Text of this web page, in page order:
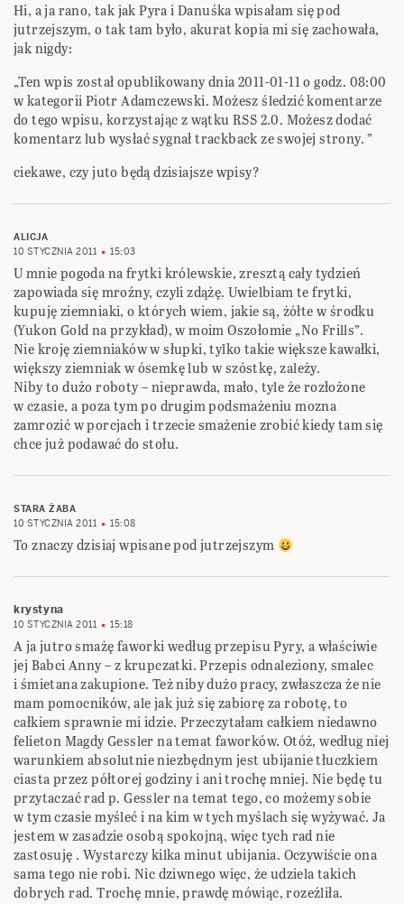
Hi, a ja rano, tak jak Pyra i Danuśka wpisałam się pod
jutrzejszym, o tak tam było, akurat kopia mi się zachowała,
jak nigdy:
„Ten wpis został opublikowany dnia 2011-01-11 o godz. 08:00
w kategorii Piotr Adamczewski. Możesz śledzić komentarze
do tego wpisu, korzystając z wątku RSS 2.0. Możesz dodać
komentarz lub wysłać sygnał trackback ze swojej strony. ”
ciekawe, czy juto będą dzisiajsze wpisy?
ALICJA
10 STYCZNIA 2011
15:03
U mnie pogoda na frytki królewskie, zresztą cały tydzień
zapowiada się mroźny, czyli zdążę. Uwielbiam te frytki,
kupuję ziemniaki, o których wiem, jakie są, żółte w środku
(Yukon Gold na przykład), w moim Oszołomie „No Frills”.
Nie kroję ziemniaków w słupki, tylko takie większe kawałki,
większy ziemniak w ósemkę lub w szóstkę, zależy.
Niby to dużo roboty – nieprawda, mało, tyle że rozłożone
w czasie, a poza tym po drugim podsmażeniu mozna
zamrozić w porcjach i trzecie smażenie zrobić kiedy tam się
chce już podawać do stołu.
STARA ŻABA
10 STYCZNIA 2011
15:08
To znaczy dzisiaj wpisane pod jutrzejszym
krystyna
10 STYCZNIA 2011 15:18
A ja jutro smażę faworki według przepisu Pyry, a właściwie
jej Babci Anny – z krupczatki. Przepis odnaleziony, smalec
i śmietana zakupione. Też niby dużo pracy, zwłaszcza że nie
mam pomocników, ale jak już się zabiorę za robotę, to
całkiem sprawnie mi idzie. Przeczytałam całkiem niedawno
felieton Magdy Gessler na temat faworków. Otóż, według niej
warunkiem absolutnie niezbędnym jest ubijanie tłuczkiem
ciasta przez półtorej godziny i ani trochę mniej. Nie będę tu
przytaczać rad p. Gessler na temat tego, co możemy sobie
w tym czasie myśleć i na kim w tych myślach się wyżywać. Ja
jestem w zasadzie osobą spokojną, więc tych rad nie
zastosuję . Wystarczy kilka minut ubijania. Oczywiście ona
sama tego nie robi. Nic dziwnego więc, że udziela takich
dobrych rad. Trochę mnie, prawdę mówiąc, rozeźliła.